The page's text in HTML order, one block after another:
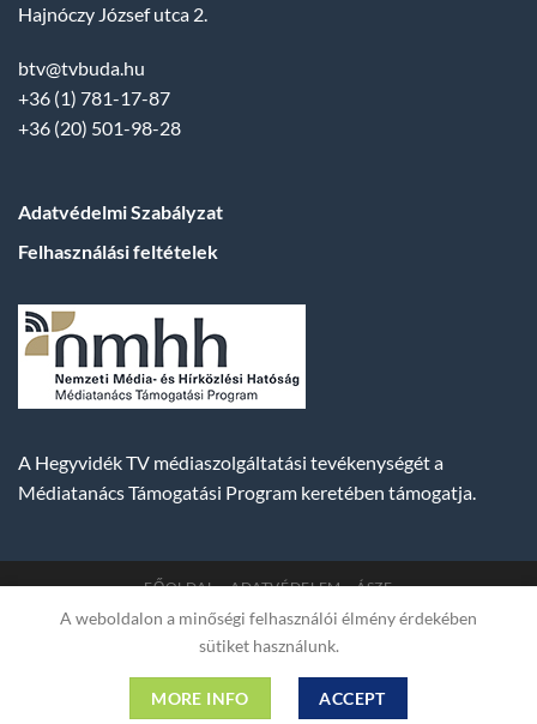
Hajnóczy József utca 2.
btv@tvbuda.hu
+36 (1) 781-17-87
+36 (20) 501-98-28
Adatvédelmi Szabályzat
Felhasználási feltételek
A Hegyvidék TV médiaszolgáltatási tevékenységét a
Médiatanács Támogatási Program keretében támogatja.
FŐOLDAL ADATVÉDELEM ÁSZF
Copyright 2007-2026 © BUDA TV | Hegyvidék Média
Műsorszolgáltató Kft. | Budapest, Hungary, XII. Hajnóczy József
utca 2. fszt. | Cg. 01-09-882523 | A weboldal 256 bit SSL COMODO
titkosítással védve
A weboldalon a minőségi felhasználói élmény érdekében
sütiket használunk.
MORE INFO ACCEPT